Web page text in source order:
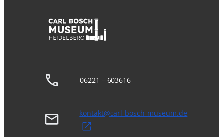
06221 – 603616
kontakt@carl-bosch-museum.de